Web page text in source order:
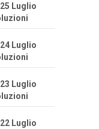
Luglio
Luglio
Luglio
Luglio